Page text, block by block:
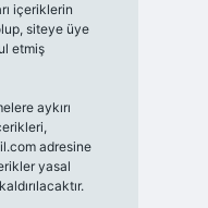
içeriklerin
siteye üye
etmiş
aykırı
adresine
yasal